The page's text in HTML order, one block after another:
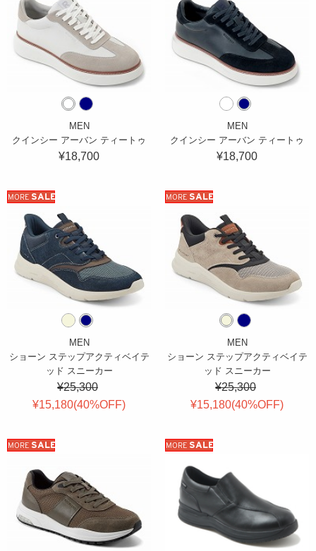
MEN
クインシー アーバン ティートゥ
¥18,700
MEN
クインシー アーバン ティートゥ
¥18,700
MORE SALE
MEN
ショーン ステップアクティベイテ
ッド スニーカー
¥25,300
¥15,180(40%OFF)
MORE SALE
MEN
ショーン ステップアクティベイテ
ッド スニーカー
¥25,300
¥15,180(40%OFF)
MORE SALE MORE SALE